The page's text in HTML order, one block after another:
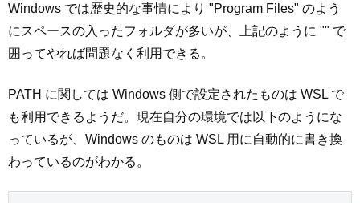
Windows では歴史的な事情により "Program Files" のよう
にスペースの入ったフォルダが多いが、上記のように "" で
囲ってやれば問題なく利用できる。
PATH に関しては Windows 側で設定されたものは WSL で
も利用できるようだ。現在自分の環境では以下のようにな
っているが、Windows のものは WSL 用に自動的に書き換
わっているのがわかる。